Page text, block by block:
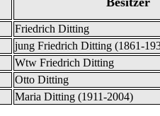
Friedrich Ditting
jung Friedrich Ditting (1861-
Wtw Friedrich Ditting
Otto Ditting
Maria Ditting (1911-2004)